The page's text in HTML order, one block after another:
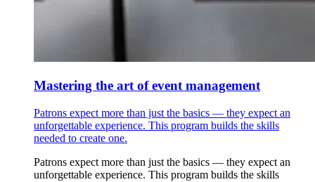
Mastering the art of event management
Patrons expect more than just the basics — they expect an
unforgettable experience. This program builds the skills
needed to create one.
Patrons expect more than just the basics — they expect an
unforgettable experience. This program builds the skills